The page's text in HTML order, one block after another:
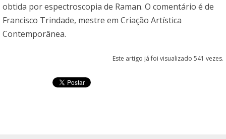
obtida por espectroscopia de Raman. O comentário é de
Francisco Trindade, mestre em Criação Artística
Contemporânea.
Este artigo já foi visualizado 541 vezes.